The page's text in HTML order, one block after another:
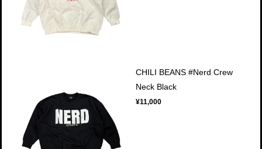
CHILI BEANS #Nerd Crew
Neck Black
¥11,000